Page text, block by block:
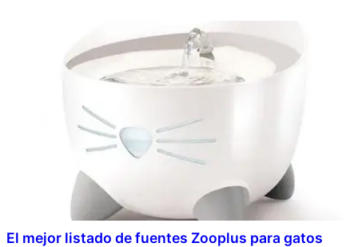
El mejor listado de fuentes Zooplus para gatos